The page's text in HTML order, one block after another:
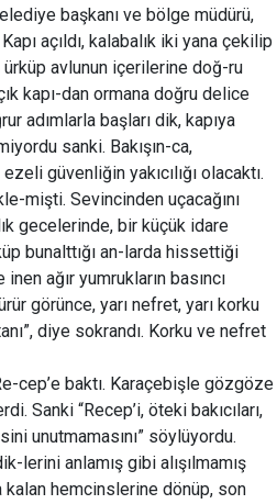
başkanı ve bölge müdürü,
açıldı, kalabalık iki yana çekilip
avlunun içerilerine doğ-ru
kapı-dan ormana doğru delice
adımlarla başları dik, kapıya
sanki. Bakışın-ca,
güvenliğin yakıcılığı olacaktı.
mişti. Sevincinden uçacağını
gecelerinde, bir küçük idare
bunalttığı an-larda hissettiği
ağır yumrukların basıncı
görünce, yarı nefret, yarı korku
diye sokrandı. Korku ve nefret
cep’e baktı. Karaçebişle gözgöze
Sanki “Recep’i, öteki bakıcıları,
unutmamasını” söylüyordu.
lerini anlamış gibi alışılmamış
kalan hemcinslerine dönüp, son